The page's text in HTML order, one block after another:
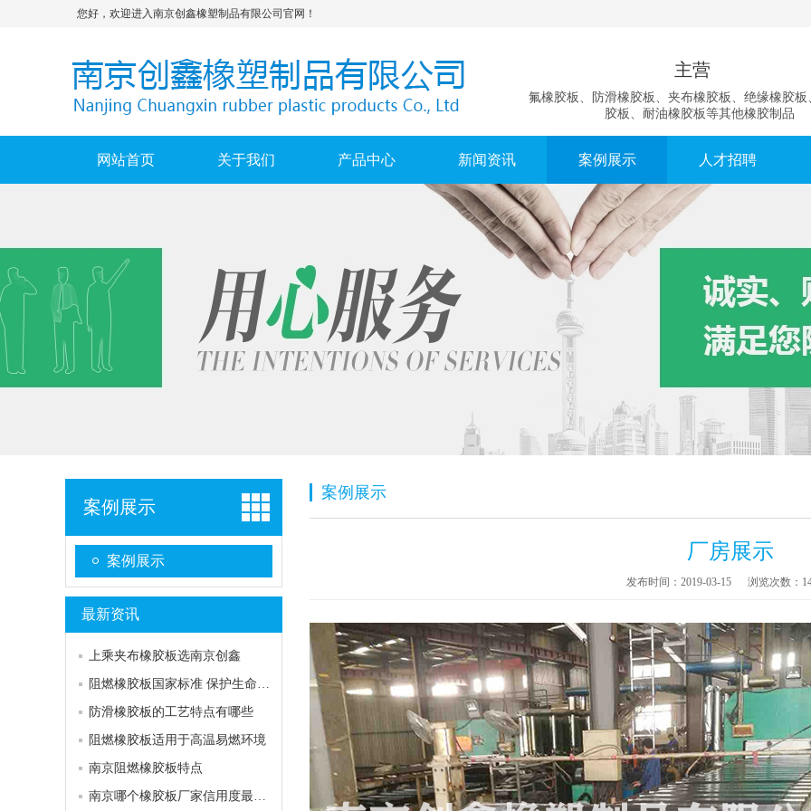
您好，欢迎进入南京创鑫橡塑制品有限公司官网！
主营
氟橡胶板、防滑橡胶板、夹布橡胶板、绝缘橡胶板
胶板、耐油橡胶板等其他橡胶制品
网站首页 关于我们 产品中心 新闻资讯 案例展示 人才招聘
案例展示
案例展示
最新资讯
上乘夹布橡胶板选南京创鑫
阻燃橡胶板国家标准 保护生命防线
防滑橡胶板的工艺特点有哪些
阻燃橡胶板适用于高温易燃环境
南京阻燃橡胶板特点
南京哪个橡胶板厂家信用度最高？
案例展示
厂房展示
发布时间：2019-03-15 浏览次数：